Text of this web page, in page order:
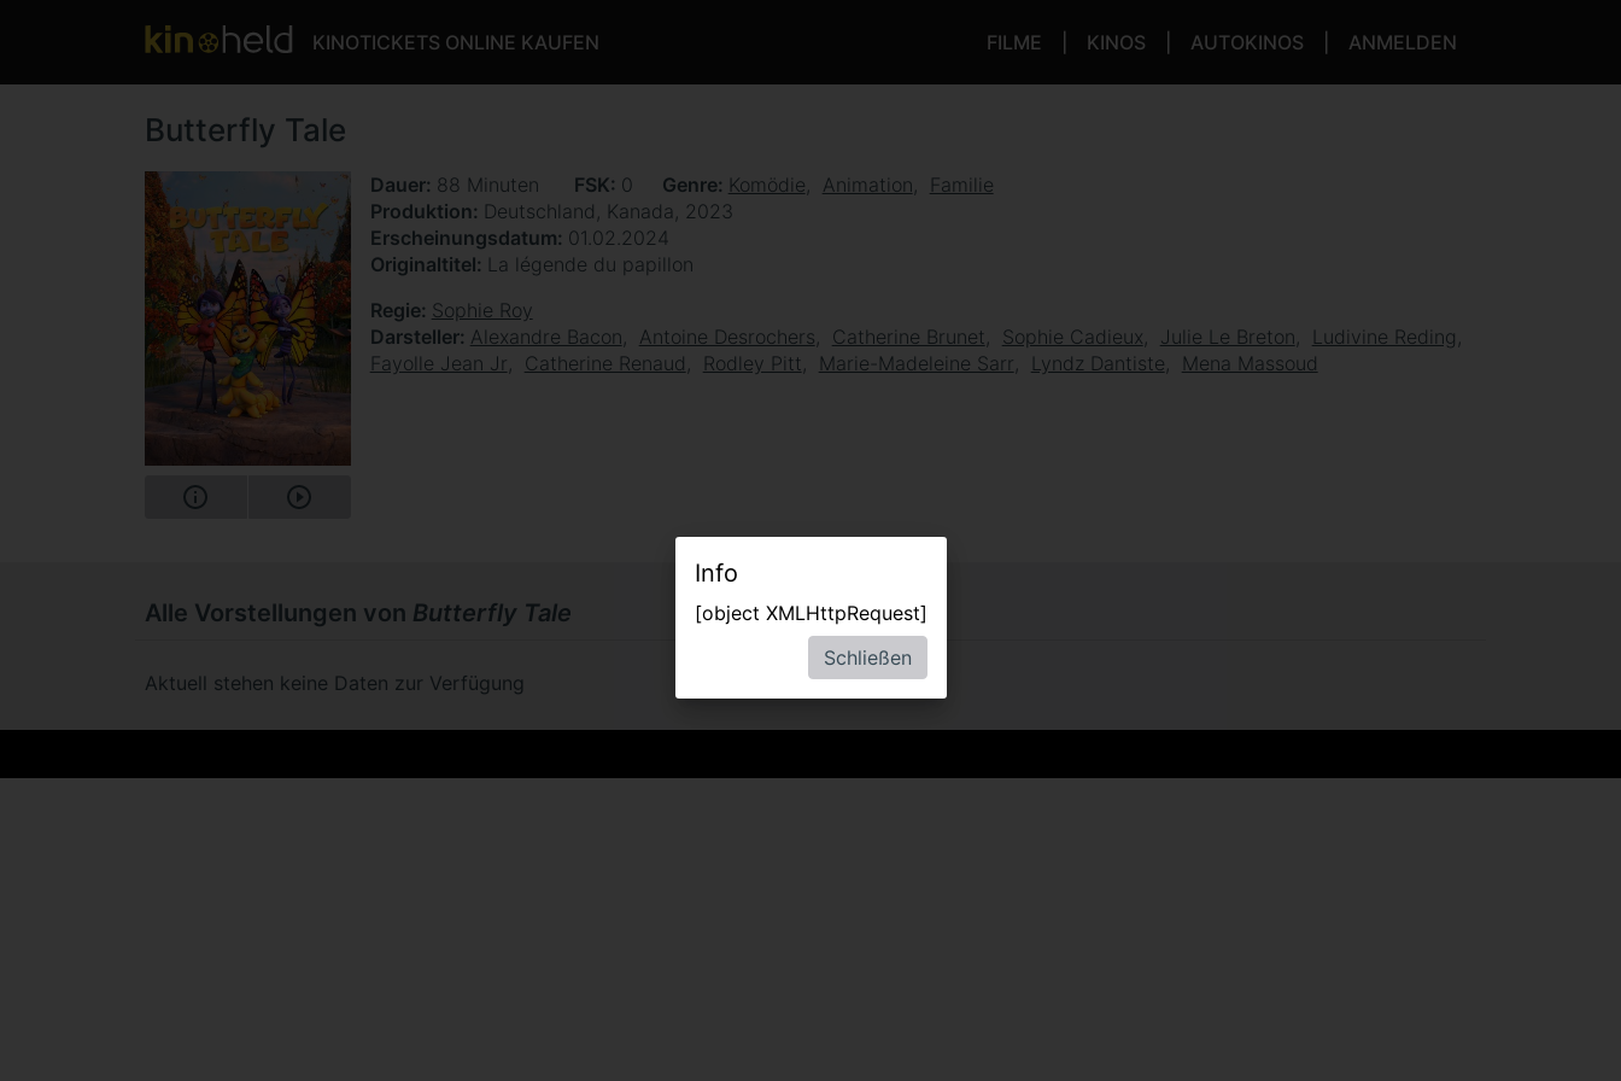
KINOTICKETS ONLINE KAUFEN FILME KINOS AUTOKINOS ANMELDEN
Butterfly Tale
Dauer 88 Minuten FSK 0 Genre Komödie Animation
Familie
Produktion Deutschland, Kanada, 2023
Erscheinungsdatum 01.02.2024
Originaltitel La légende du papillon
Regie Sophie Roy
Darsteller Alexandre Bacon Antoine Desrochers Catherine Brunet Sophie Cadieux Julie Le Breton
Ludivine Reding
Fayolle Jean Jr
Catherine Renaud Rodley Pitt Marie-Madeleine Sarr Lyndz Dantiste Mena Massoud
Alle Vorstellungen von Butterfly Tale
Aktuell stehen keine Daten zur Verfügung
Info
[object XMLHttpRequest]
Schließen